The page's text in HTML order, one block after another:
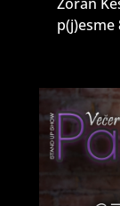
p(j)esme